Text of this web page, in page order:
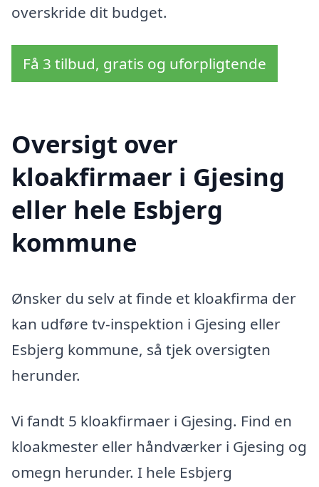
overskride dit budget.
Få 3 tilbud, gratis og uforpligtende
Oversigt over
kloakfirmaer i Gjesing
eller hele Esbjerg
kommune
Ønsker du selv at finde et kloakfirma der
kan udføre tv-inspektion i Gjesing eller
Esbjerg kommune, så tjek oversigten
herunder.
Vi fandt 5 kloakfirmaer i Gjesing. Find en
kloakmester eller håndværker i Gjesing og
omegn herunder. I hele Esbjerg